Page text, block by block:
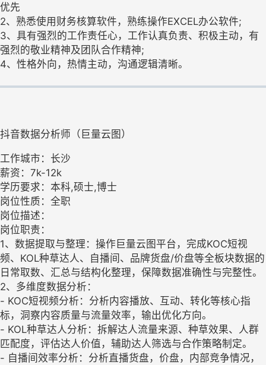
优先
2、熟悉使用财务核算软件，熟练操作EXCEL办公软件;
3、具有强烈的工作责任心，工作认真负责、积极主动，有
强烈的敬业精神及团队合作精神;
4、性格外向，热情主动，沟通逻辑清晰。
抖音数据分析师（巨量云图）
工作城市：长沙
薪资：7k-12k
学历要求：本科,硕士,博士
岗位性质：全职
岗位描述：
岗位职责：
1、数据提取与整理：操作巨量云图平台，完成KOC短视
频、KOL种草达人、自播间、品牌货盘/价盘等全板块数据的
日常取数、汇总与结构化整理，保障数据准确性与完整性。
2、多维度数据分析：
- KOC短视频分析：分析内容播放、互动、转化等核心指
标，洞察内容质量与流量效率，输出优化方向。
- KOL种草达人分析：拆解达人流量来源、种草效果、人群
匹配度，评估达人价值，辅助达人筛选与合作策略制定。
- 自播间效率分析：分析直播货盘，价盘，内部竞争情况，